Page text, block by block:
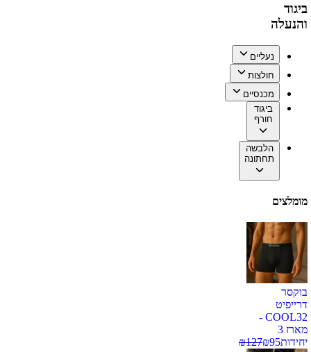
ביגוד
והנעלה
נעליים
חולצות
מכנסיים
ביגוד
חורף
הלבשה
תחתונה
מומלצים
בוקסר
דרייפיט
COOL32 -
מארז 3
יחידות
₪95
₪127